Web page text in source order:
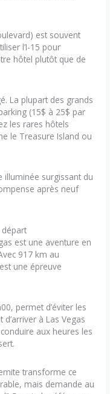
est souvent
l’I-15 pour
hôtel plutôt que de
La plupart des grands
(15$ à 25$ par
les rares hôtels
le Treasure Island ou
illuminée surgissant du
après neuf
est une aventure en
917 km au
une épreuve
permet d’éviter les
à Las Vegas
aux heures les
transforme ce
mais demande au